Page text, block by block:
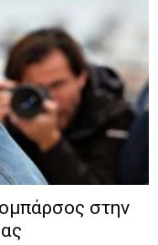
στην